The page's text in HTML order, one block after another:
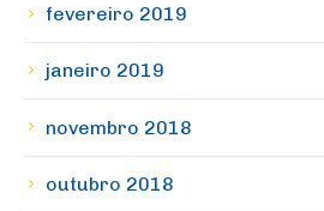
fevereiro 2019
janeiro 2019
novembro 2018
outubro 2018